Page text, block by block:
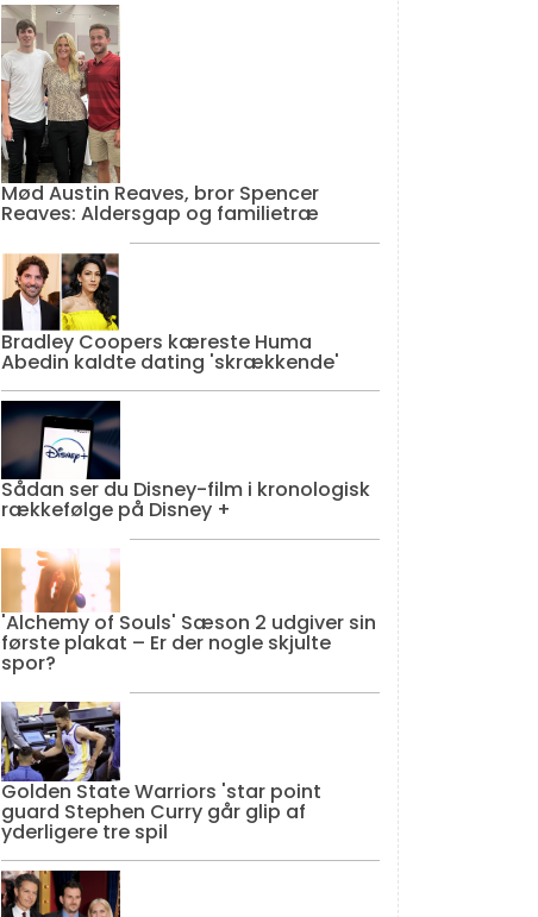
Mød Austin Reaves, bror Spencer
Reaves: Aldersgap og familietræ
Bradley Coopers kæreste Huma
Abedin kaldte dating 'skrækkende'
Sådan ser du Disney-film i kronologisk
rækkefølge på Disney +
'Alchemy of Souls' Sæson 2 udgiver sin
første plakat – Er der nogle skjulte
spor?
Golden State Warriors 'star point
guard Stephen Curry går glip af
yderligere tre spil